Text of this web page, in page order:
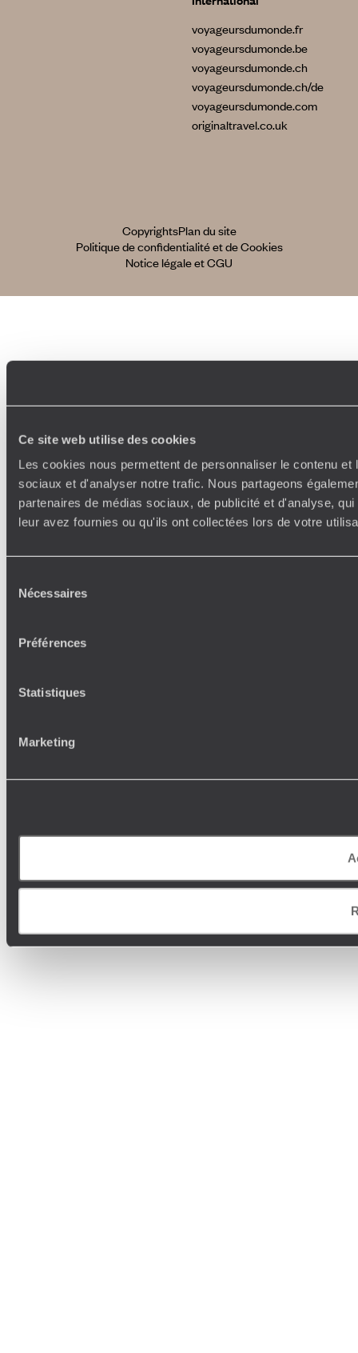
Ce site web utilise des cookies
Les cookies nous permettent de personnaliser le contenu
sociaux et d'analyser notre trafic. Nous partageons
partenaires de médias sociaux, de publicité et d'analyse,
leur avez fournies ou qu'ils ont collectées lors de votre
Nécessaires
Préférences
Statistiques
Marketing
voyageursdumonde.fr
voyageursdumonde.be
voyageursdumonde.ch
voyageursdumonde.ch/de
voyageursdumonde.com
originaltravel.co.uk
CopyrightsPlan du site
Politique de confidentialité et de Cookies
Notice légale et CGU